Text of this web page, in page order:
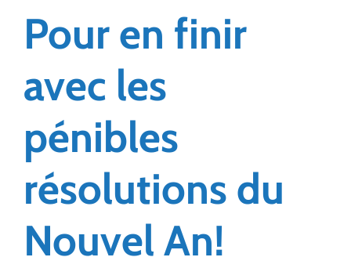
Pour en finir
avec les
pénibles
résolutions du
Nouvel An!